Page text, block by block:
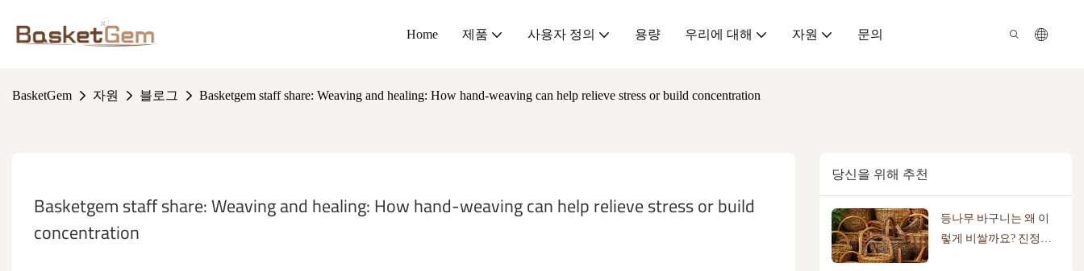
Home 제품 사용자 정의 용량 우리에 대해 자원 문의
BasketGem 자원 블로그 Basketgem staff share: Weaving and healing: How hand-weaving can help relieve stress or build concentration
Basketgem staff share: Weaving and healing: How hand-weaving can help relieve stress or build
concentration
당신을 위해 추천
등나무 바구니는 왜 이
렇게 비쌀까요? 진정한